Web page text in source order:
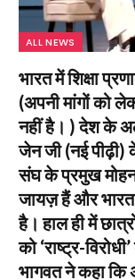
ALL NEWS
भारत में शिक्षा
(अपनी मांगों को
नहीं है। ) देश के
जेन जी (नई पीढ़ी)
संघ के प्रमुख
जायज़ हैं और भारत
है। हाल ही में
को ‘राष्ट्र-
भागवत ने कहा कि